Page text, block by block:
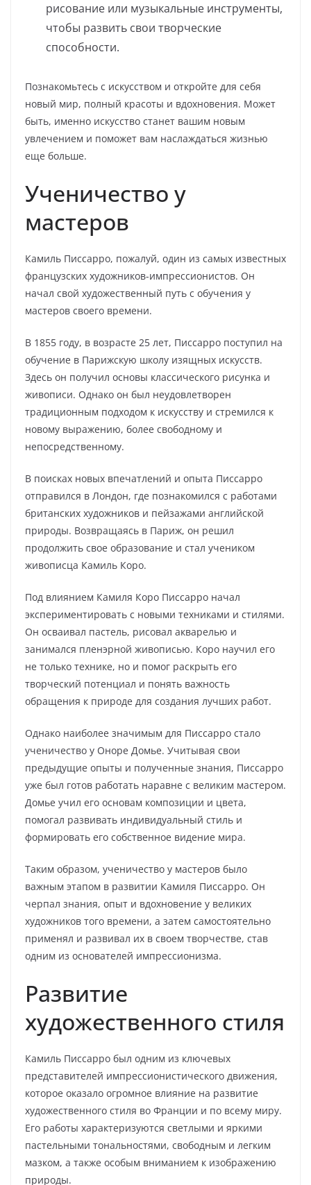
рисование или музыкальные инструменты,
чтобы развить свои творческие
способности.
Познакомьтесь с искусством и откройте для себя
новый мир, полный красоты и вдохновения. Может
быть, именно искусство станет вашим новым
увлечением и поможет вам наслаждаться жизнью
еще больше.
Ученичество у
мастеров
Камиль Писсарро, пожалуй, один из самых известных
французских художников-импрессионистов. Он
начал свой художественный путь с обучения у
мастеров своего времени.
В 1855 году, в возрасте 25 лет, Писсарро поступил на
обучение в Парижскую школу изящных искусств.
Здесь он получил основы классического рисунка и
живописи. Однако он был неудовлетворен
традиционным подходом к искусству и стремился к
новому выражению, более свободному и
непосредственному.
В поисках новых впечатлений и опыта Писсарро
отправился в Лондон, где познакомился с работами
британских художников и пейзажами английской
природы. Возвращаясь в Париж, он решил
продолжить свое образование и стал учеником
живописца Камиль Коро.
Под влиянием Камиля Коро Писсарро начал
экспериментировать с новыми техниками и стилями.
Он осваивал пастель, рисовал акварелью и
занимался пленэрной живописью. Коро научил его
не только технике, но и помог раскрыть его
творческий потенциал и понять важность
обращения к природе для создания лучших работ.
Однако наиболее значимым для Писсарро стало
ученичество у Оноре Домье. Учитывая свои
предыдущие опыты и полученные знания, Писсарро
уже был готов работать наравне с великим мастером.
Домье учил его основам композиции и цвета,
помогал развивать индивидуальный стиль и
формировать его собственное видение мира.
Таким образом, ученичество у мастеров было
важным этапом в развитии Камиля Писсарро. Он
черпал знания, опыт и вдохновение у великих
художников того времени, а затем самостоятельно
применял и развивал их в своем творчестве, став
одним из основателей импрессионизма.
Развитие
художественного стиля
Камиль Писсарро был одним из ключевых
представителей импрессионистического движения,
которое оказало огромное влияние на развитие
художественного стиля во Франции и по всему миру.
Его работы характеризуются светлыми и яркими
пастельными тональностями, свободным и легким
мазком, а также особым вниманием к изображению
природы.